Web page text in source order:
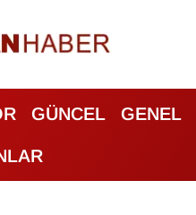
GÜNCEL GENEL